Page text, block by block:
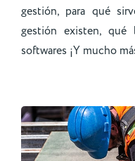
gestión, para qué
gestión existen,
softwares ¡Y mucho